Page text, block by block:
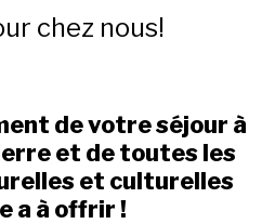
chez nous!
de votre séjour à
et de toutes les
et culturelles
a à offrir !